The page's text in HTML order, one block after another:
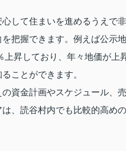
して住まいを進めるうえで非
把握できます。例えば公示地
上昇しており、年々地価が上
ことができます。
資金計画やスケジュール、売
、読谷村内でも比較的高めの